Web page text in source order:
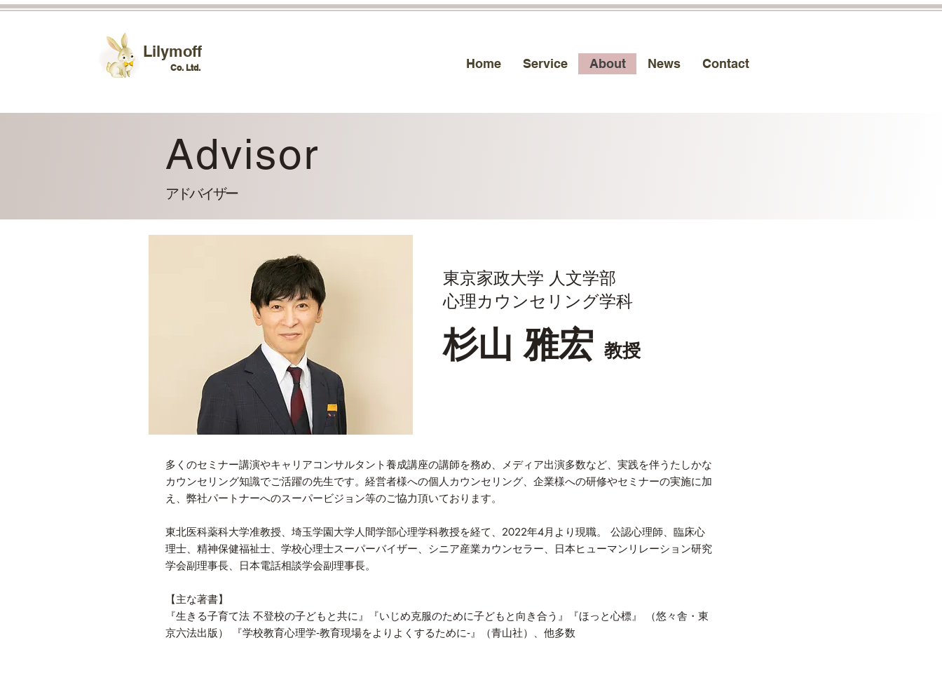
​Lilymoff
Co. Ltd. Home Service About News Contact
Advisor
アドバイザー
東京家政大学 人文学部
心理カウンセリング学科
​杉山 雅宏 教授
多くのセミナー講演やキャリアコンサルタント養成講座の講師を務め、メディア出演多数など、実践を伴うたしかな
カウンセリング知識でご活躍の先生です。経営者様への個人カウンセリング、企業様への研修やセミナーの実施に加
え、弊社パートナーへのスーパービジョン等のご協力頂いております。
東北医科薬科大学准教授、埼玉学園大学人間学部心理学科教授を経て、2022年4月より現職。 公認心理師、臨床心
理士、精神保健福祉士、学校心理士スーパーバイザー、シニア産業カウンセラー、日本ヒューマンリレーション研究
学会副理事長、日本電話相談学会副理事長。
【主な著書】
『生きる子育て法 不登校の子どもと共に』『いじめ克服のために子どもと向き合う』『ほっと心標』 （悠々舎・東
京六法出版）
『学校教育心理学‐教育現場をよりよくするために‐』（青山社）、他多数